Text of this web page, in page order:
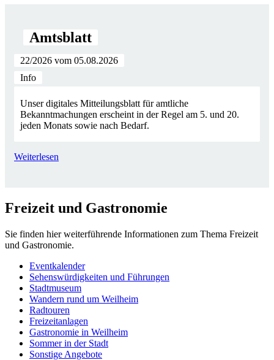
Amtsblatt
22/2026 vom 05.08.2026
Info
Unser digitales Mitteilungsblatt für amtliche
Bekanntmachungen erscheint in der Regel am 5. und 20.
jeden Monats sowie nach Bedarf.
Weiterlesen
Freizeit und Gastronomie
Sie finden hier weiterführende Informationen zum Thema Freizeit
und Gastronomie.
Eventkalender
Sehenswürdigkeiten und Führungen
Stadtmuseum
Wandern rund um Weilheim
Radtouren
Freizeitanlagen
Gastronomie in Weilheim
Sommer in der Stadt
Sonstige Angebote